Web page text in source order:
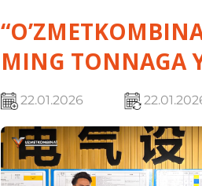
MING TONNAGA
22.01.2026